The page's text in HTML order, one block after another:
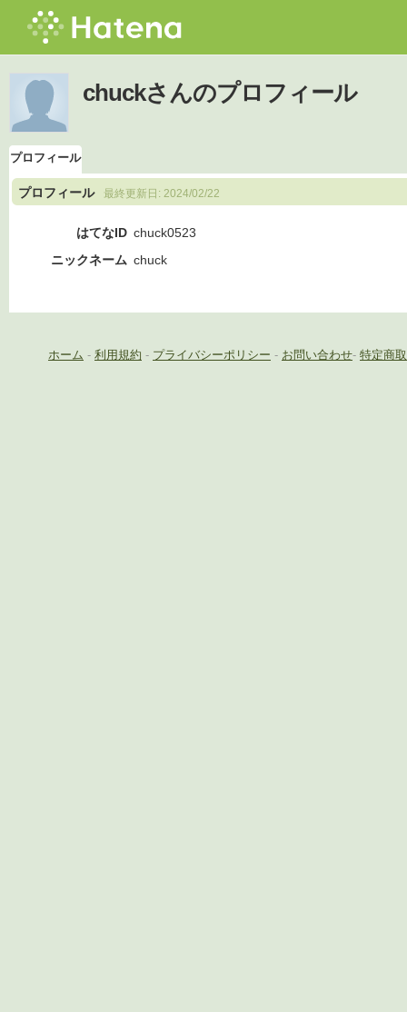
chuckさんのプロフィール
プロフィール
プロフィール 最終更新日: 2024/02/22
はてなID chuck0523
ニックネーム chuck
ホーム - 利用規約 - プライバシーポリシー - お問い合わせ- 特定商